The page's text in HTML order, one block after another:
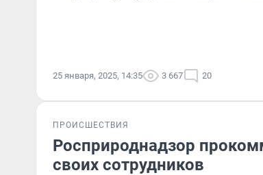
25 января, 2025, 14:35 3 667 20
ПРОИСШЕСТВИЯ
Росприроднадзор
своих сотрудников